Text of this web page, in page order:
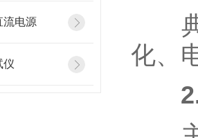
流电源
仪
典
化、